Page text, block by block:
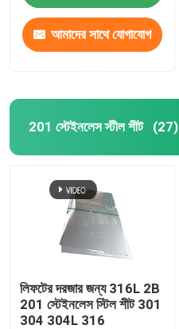
আমাদের সাথে যোগাযোগ
201 স্টেইনলেস স্টীল শীট (27)
লিফটের দরজার জন্য 316L 2B
201 স্টেইনলেস স্টিল শীট 301
304 304L 316